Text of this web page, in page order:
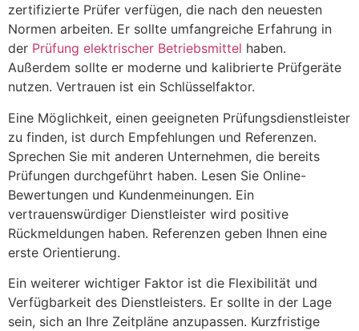
zertifizierte Prüfer verfügen, die nach den neuesten
Normen arbeiten. Er sollte umfangreiche Erfahrung in
der Prüfung elektrischer Betriebsmittel haben.
Außerdem sollte er moderne und kalibrierte Prüfgeräte
nutzen. Vertrauen ist ein Schlüsselfaktor.
Eine Möglichkeit, einen geeigneten Prüfungsdienstleister
zu finden, ist durch Empfehlungen und Referenzen.
Sprechen Sie mit anderen Unternehmen, die bereits
Prüfungen durchgeführt haben. Lesen Sie Online-
Bewertungen und Kundenmeinungen. Ein
vertrauenswürdiger Dienstleister wird positive
Rückmeldungen haben. Referenzen geben Ihnen eine
erste Orientierung.
Ein weiterer wichtiger Faktor ist die Flexibilität und
Verfügbarkeit des Dienstleisters. Er sollte in der Lage
sein, sich an Ihre Zeitpläne anzupassen. Kurzfristige